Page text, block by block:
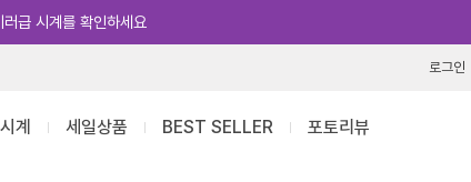
톡 추가 [바로가기]
로그인
계 세일상품 BEST SELLER 포토리뷰